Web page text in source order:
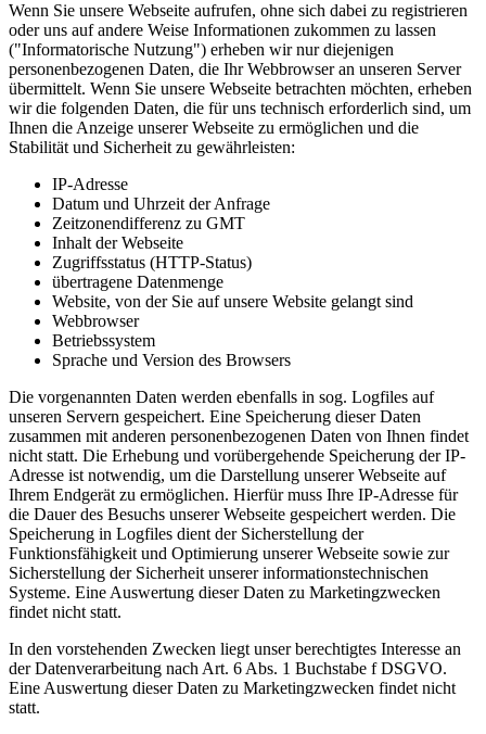
Wenn Sie unsere Webseite aufrufen, ohne sich dabei zu registrieren
oder uns auf andere Weise Informationen zukommen zu lassen
("Informatorische Nutzung") erheben wir nur diejenigen
personenbezogenen Daten, die Ihr Webbrowser an unseren Server
übermittelt. Wenn Sie unsere Webseite betrachten möchten, erheben
wir die folgenden Daten, die für uns technisch erforderlich sind, um
Ihnen die Anzeige unserer Webseite zu ermöglichen und die
Stabilität und Sicherheit zu gewährleisten:
IP-Adresse
Datum und Uhrzeit der Anfrage
Zeitzonendifferenz zu GMT
Inhalt der Webseite
Zugriffsstatus (HTTP-Status)
übertragene Datenmenge
Website, von der Sie auf unsere Website gelangt sind
Webbrowser
Betriebssystem
Sprache und Version des Browsers
Die vorgenannten Daten werden ebenfalls in sog. Logfiles auf
unseren Servern gespeichert. Eine Speicherung dieser Daten
zusammen mit anderen personenbezogenen Daten von Ihnen findet
nicht statt. Die Erhebung und vorübergehende Speicherung der IP-
Adresse ist notwendig, um die Darstellung unserer Webseite auf
Ihrem Endgerät zu ermöglichen. Hierfür muss Ihre IP-Adresse für
die Dauer des Besuchs unserer Webseite gespeichert werden. Die
Speicherung in Logfiles dient der Sicherstellung der
Funktionsfähigkeit und Optimierung unserer Webseite sowie zur
Sicherstellung der Sicherheit unserer informationstechnischen
Systeme. Eine Auswertung dieser Daten zu Marketingzwecken
findet nicht statt.
In den vorstehenden Zwecken liegt unser berechtigtes Interesse an
der Datenverarbeitung nach Art. 6 Abs. 1 Buchstabe f DSGVO.
Eine Auswertung dieser Daten zu Marketingzwecken findet nicht
statt.